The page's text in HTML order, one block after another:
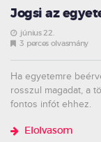
Jogsi az
június 22.
3 perces olvasmány
Ha egyetemre
rosszul magadat, a
fontos infót ehhez.
Elolvasom